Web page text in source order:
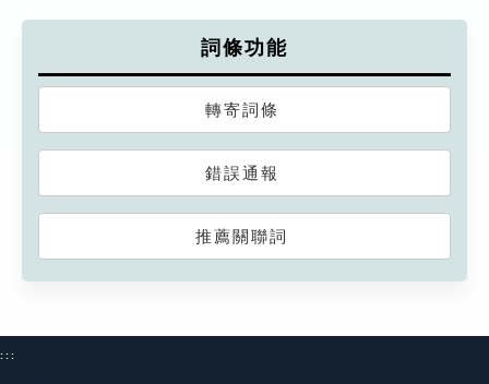
詞條功能
轉寄詞條
錯誤通報
推薦關聯詞
:::